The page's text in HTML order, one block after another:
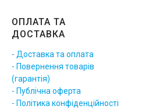
ОПЛАТА ТА
ДОСТАВКА
- Доставка та оплата
- Повернення товарів
(гарантія)
- Публічна оферта
- Політика конфіденційності